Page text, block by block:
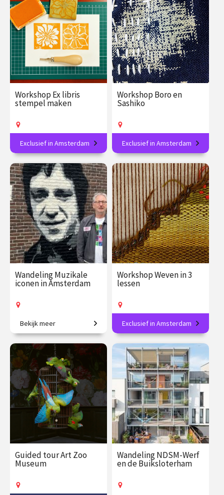
€ 17.50
6
afleveringen
Speeltijd 1 uur
VAthuis
€ 375.00
vanaf 10
aug.
Op locatie
Workshop Ex libris
stempel maken
Creëer je eigen literaire
handtekening en
personaliseer je boeken!
€ 89.00
vanaf 16
aug.
Op locatie
Exclusief in Amsterdam
Workshop Boro en
Sashiko
Verdiep je in de Japanse
textielkunst!
€ 89.00
vanaf 19
aug.
Op locatie
Exclusief in Amsterdam
Wandeling Muzikale
iconen in Amsterdam
Verhalen en legendarische
muziek in het hart van de
stad.
€ 27.50
vanaf 20
aug.
Op locatie
Bekijk meer
Workshop Weven in 3
lessen
Leer de basistechniek van
een eeuwenoude ambacht.
€ 165.00
vanaf 21
aug.
Op locatie
Exclusief in Amsterdam
Guided tour Art Zoo
Museum
Wandeling NDSM-Werf
en de Buiksloterham